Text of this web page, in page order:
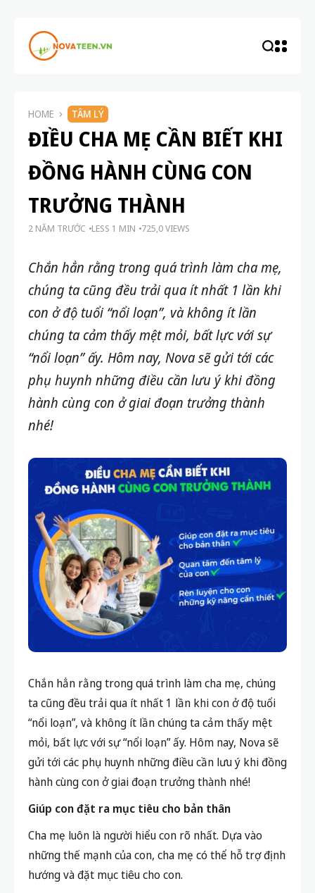
HOME TÂM LÝ
ĐIỀU CHA MẸ CẦN BIẾT KHI
ĐỒNG HÀNH CÙNG CON
TRƯỞNG THÀNH
2 NĂM TRƯỚC LESS 1 MIN 725,0 VIEWS
Chắn hẳn rằng trong quá trình làm cha mẹ,
chúng ta cũng đều trải qua ít nhất 1 lần khi
con ở độ tuổi “nổi loạn”, và không ít lần
chúng ta cảm thấy mệt mỏi, bất lực với sự
“nổi loạn” ấy. Hôm nay, Nova sẽ gửi tới các
phụ huynh những điều cần lưu ý khi đồng
hành cùng con ở giai đoạn trưởng thành
nhé!
Chắn hẳn rằng trong quá trình làm cha mẹ, chúng
ta cũng đều trải qua ít nhất 1 lần khi con ở độ tuổi
“nổi loạn”, và không ít lần chúng ta cảm thấy mệt
mỏi, bất lực với sự “nổi loạn” ấy. Hôm nay, Nova sẽ
gửi tới các phụ huynh những điều cần lưu ý khi đồng
hành cùng con ở giai đoạn trưởng thành nhé!
Giúp con đặt ra mục tiêu cho bản thân
Cha mẹ luôn là người hiểu con rõ nhất. Dựa vào
những thế mạnh của con, cha mẹ có thể hỗ trợ định
hướng và đặt mục tiêu cho con.